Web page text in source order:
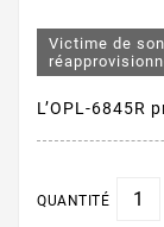
Victime de
L’OPL-6845R
QUANTITÉ